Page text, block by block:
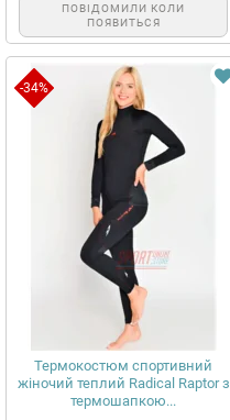
ПОВІДОМИЛИ КОЛИ
ПОЯВИТЬСЯ
-34%
Термокостюм спортивний
жіночий теплий Radical Raptor з
термошапкою...